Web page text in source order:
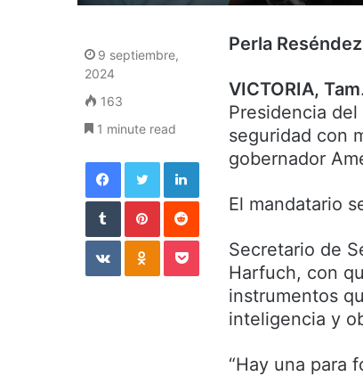
Perla Reséndez
VICTORIA, Tam
Presidencia
seguridad con
gobernador
El mandatario
Secretario de
Harfuch, con
instrumentos
inteligencia y
“Hay una para
9 septiembre,
2024
163
1 minute read
Facebook Twitter LinkedIn
Tumblr Pinterest Reddit
VKontakte Odnoklassniki Pocket